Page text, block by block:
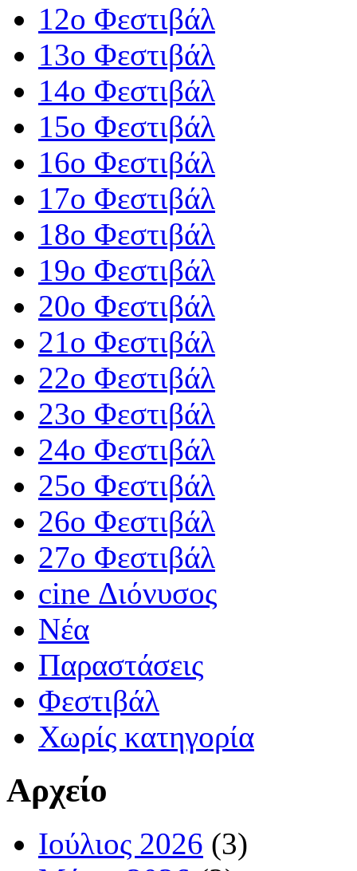
12o Φεστιβάλ
13ο Φεστιβάλ
14ο Φεστιβάλ
15ο Φεστιβάλ
16ο Φεστιβάλ
17ο Φεστιβάλ
18ο Φεστιβάλ
19ο Φεστιβάλ
20ο Φεστιβάλ
21ο Φεστιβάλ
22ο Φεστιβάλ
23ο Φεστιβάλ
24ο Φεστιβάλ
25ο Φεστιβάλ
26ο Φεστιβάλ
27ο Φεστιβάλ
cine Διόνυσος
Νέα
Παραστάσεις
Φεστιβάλ
Χωρίς κατηγορία
Αρχείο
Ιούλιος 2026 (3)